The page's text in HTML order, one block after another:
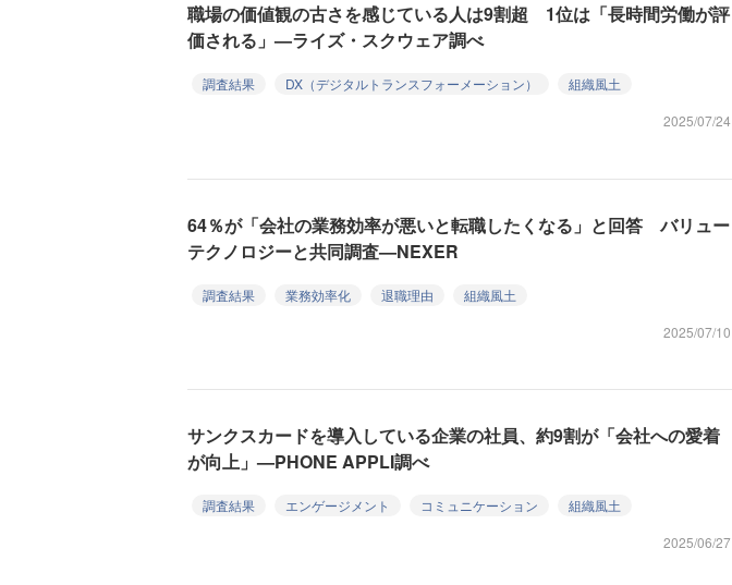
職場の価値観の古さを感じている人は9割超 1位は「長時間労働が評
価される」—ライズ・スクウェア調べ
調査結果 DX（デジタルトランスフォーメーション）
組織風土
2025/07/24
64％が「会社の業務効率が悪いと転職したくなる」と回答 バリュー
テクノロジーと共同調査—NEXER
調査結果 業務効率化 退職理由
組織風土
2025/07/10
サンクスカードを導入している企業の社員、約9割が「会社への愛着
が向上」—PHONE APPLI調べ
調査結果 エンゲージメント コミュニケーション
組織風土
2025/06/27